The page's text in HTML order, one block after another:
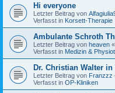
Hi everyone
Letzter Beitrag von
Verfasst in Korsett-Therapie
Ambulante Schroth
Letzter Beitrag von heaven «
Verfasst in Medizin &
Dr. Christian Walter
Letzter Beitrag von Franzzz
Verfasst in OP-Kliniken